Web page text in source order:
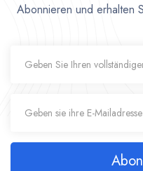
Abonnieren und erhalten